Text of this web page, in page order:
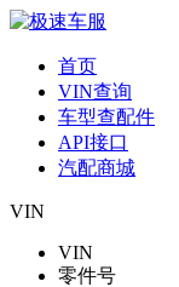
首页
VIN查询
车型查配件
API接口
汽配商城
VIN
VIN
零件号